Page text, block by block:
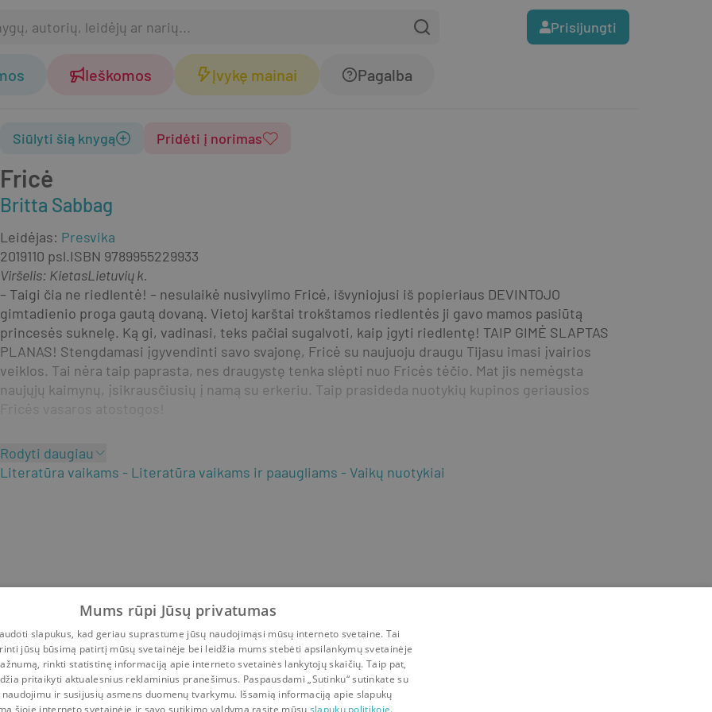
Prisijungti
Ieškomos Įvykę mainai Pagalba
Fricė
Britta Sabbag
Siūlyti šią knygą Pridėti į norimas
Leidėjas: Presvika
2019110 psl.ISBN 9789955229933
Viršelis: KietasLietuvių k.
– Taigi čia ne riedlentė! – nesulaikė nusivylimo Fricė, išvyniojusi iš popieriaus DEVINTOJO
gimtadienio proga gautą dovaną. Vietoj karštai trokštamos riedlentės ji gavo mamos pasiūtą
princesės suknelę. Ką gi, vadinasi, teks pačiai sugalvoti, kaip įgyti riedlentę! TAIP GIMĖ SLAPTAS
PLANAS! Stengdamasi įgyvendinti savo svajonę, Fricė su naujuoju draugu Tijasu imasi įvairios
veiklos. Tai nėra taip paprasta, nes draugystę tenka slėpti nuo Fricės tėčio. Mat jis nemėgsta
naujųjų kaimynų, įsikrausčiusių į namą su erkeriu. Taip prasideda nuotykių kupinos geriausios
Fricės vasaros atostogos!
Rodyti daugiau
Literatūra vaikams
Literatūra vaikams ir paaugliams Vaikų nuotykiai
Mums rūpi Jūsų privatumas
slapukus, kad geriau suprastume jūsų naudojimąsi mūsų interneto svetaine. Tai
jūsų būsimą patirtį mūsų svetainėje bei leidžia mums stebėti apsilankymų svetainėje
rinkti statistinę informaciją apie interneto svetainės lankytojų skaičių. Taip pat,
pritaikyti aktualesnius reklaminius pranešimus. Paspausdami „Sutinku“ sutinkate su
ir susijusių asmens duomenų tvarkymu. Išsamią informaciją apie slapukų
šioje interneto svetainėje ir savo sutikimo valdymą rasite mūsų slapukų politikoje.